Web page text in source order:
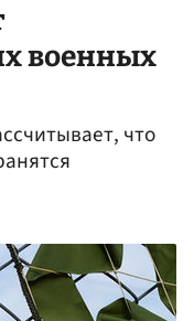
военных
что